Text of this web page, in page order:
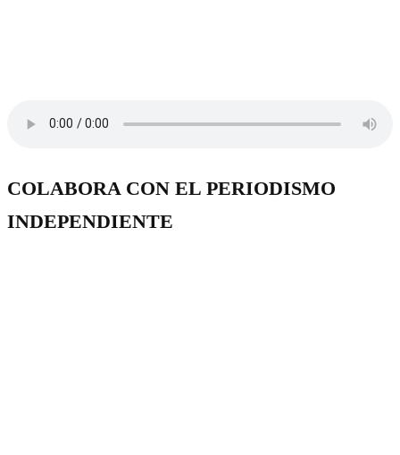
COLABORA CON EL PERIODISMO
INDEPENDIENTE